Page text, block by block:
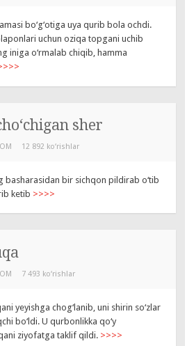
bo‘g‘otiga uya qurib bola ochdi.
uchun oziqa topgani uchib
iniga o‘rmalab chiqib, hamma
sher
12 892 ko‘rishlar
basharasidan bir sichqon pildirab o‘tib
ketib >>>>
7 493 ko‘rishlar
yeyishga chog‘lanib, uni shirin so‘zlar
bo‘ldi. U qurbonlikka qo‘y
ziyofatga taklif qildi. >>>>